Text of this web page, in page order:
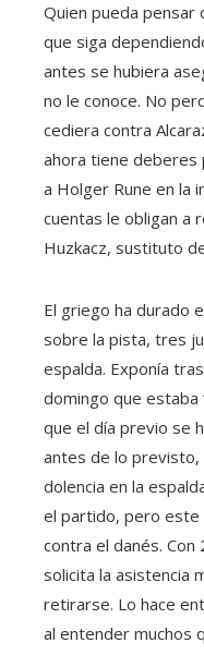
Quien pueda pensar
que siga
antes se hubiera
no le conoce. No
cediera contra
ahora tiene deberes
a Holger Rune en la
cuentas le obligan a
Huzkacz, sustituto
El griego ha durado
sobre la pista, tres
espalda. Exponía
domingo que estaba
que el día previo se
antes de lo
dolencia en la
el partido, pero
contra el danés.
solicita la asistencia
retirarse. Lo hace
al entender muchos